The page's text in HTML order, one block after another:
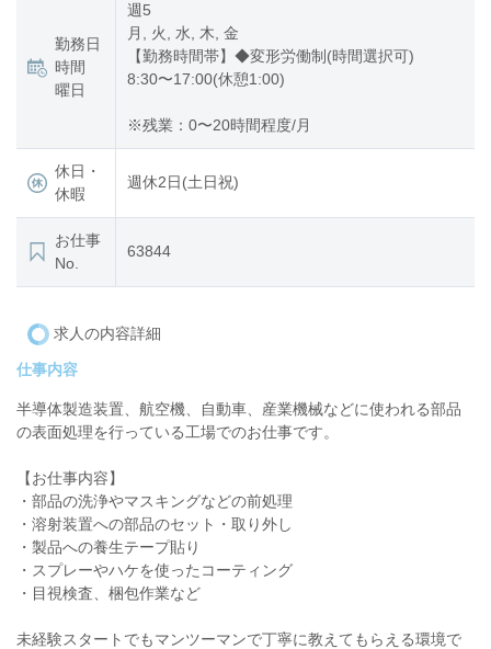
勤務日
時間
曜日
週5
月, 火, 水, 木, 金
【勤務時間帯】◆変形労働制(時間選択可)
8:30〜17:00(休憩1:00)
※残業：0〜20時間程度/月
休日・
休暇
週休2日(土日祝)
お仕事
No.
63844
求人の内容詳細
仕事内容
半導体製造装置、航空機、自動車、産業機械などに使われる部品
の表面処理を行っている工場でのお仕事です。
【お仕事内容】
・部品の洗浄やマスキングなどの前処理
・溶射装置への部品のセット・取り外し
・製品への養生テープ貼り
・スプレーやハケを使ったコーティング
・目視検査、梱包作業など
未経験スタートでもマンツーマンで丁寧に教えてもらえる環境で